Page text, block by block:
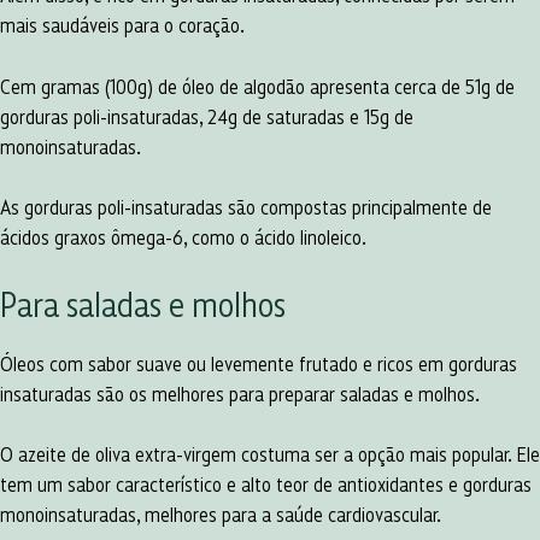
mais saudáveis para o coração.
Cem gramas (100g) de óleo de algodão apresenta cerca de 51g de
gorduras poli-insaturadas, 24g de saturadas e 15g de
monoinsaturadas.
As gorduras poli-insaturadas são compostas principalmente de
ácidos graxos ômega-6, como o ácido linoleico.
Para saladas e molhos
Óleos com sabor suave ou levemente frutado e ricos em gorduras
insaturadas são os melhores para preparar saladas e molhos.
O azeite de oliva extra-virgem costuma ser a opção mais popular. Ele
tem um sabor característico e alto teor de antioxidantes e gorduras
monoinsaturadas, melhores para a saúde cardiovascular.